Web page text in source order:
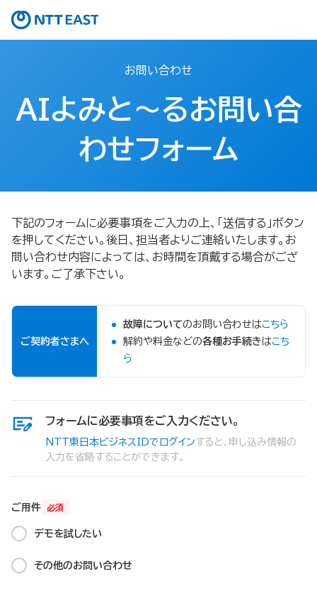
お問い合わせ
AIよみと～るお問い合
わせフォーム
下記のフォームに必要事項をご入力の上、「送信する」ボタン
を押してください。後日、担当者よりご連絡いたします。お
問い合わせ内容によっては、お時間を頂戴する場合がござ
います。ご了承下さい。
ご契約者さまへ
故障についてのお問い合わせはこちら
解約や料金などの各種お手続きはこち
ら
フォームに必要事項をご入力ください。
NTT東日本ビジネスIDでログインすると、申し込み情報の
入力を省略することができます。
必須
ご用件
デモを試したい
その他のお問い合わせ